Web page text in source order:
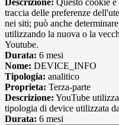
Descrizione: Questo cookie è
traccia delle preferenze
nei siti; può anche
utilizzando la nuova o la
Youtube.
Durata: 6 mesi
Nome: DEVICE_INFO
Tipologia: analitico
Proprieta: Terza-parte
Descrizione: YouTube
tipologia di device utilizzata
Durata: 6 mesi